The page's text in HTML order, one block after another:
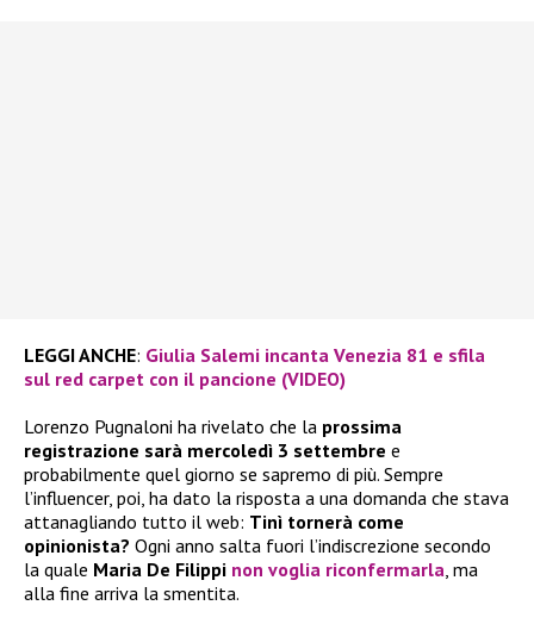
LEGGI ANCHE: Giulia Salemi incanta Venezia 81 e sfila
sul red carpet con il pancione (VIDEO)
Lorenzo Pugnaloni ha rivelato che la prossima
registrazione sarà mercoledì 3 settembre e
probabilmente quel giorno se sapremo di più. Sempre
l’influencer, poi, ha dato la risposta a una domanda che stava
attanagliando tutto il web: Tinì tornerà come
opinionista? Ogni anno salta fuori l’indiscrezione secondo
la quale Maria De Filippi non voglia riconfermarla, ma
alla fine arriva la smentita.